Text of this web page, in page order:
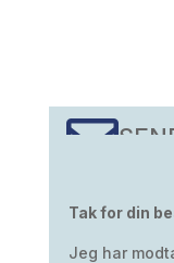

Tak for din
Jeg har